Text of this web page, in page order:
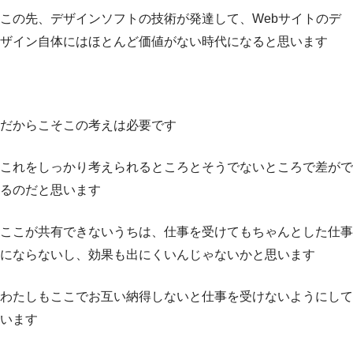
この先、デザインソフトの技術が発達して、Webサイトのデ
ザイン自体にはほとんど価値がない時代になると思います
だからこそこの考えは必要です
これをしっかり考えられるところとそうでないところで差がで
るのだと思います
ここが共有できないうちは、仕事を受けてもちゃんとした仕事
にならないし、効果も出にくいんじゃないかと思います
わたしもここでお互い納得しないと仕事を受けないようにして
います